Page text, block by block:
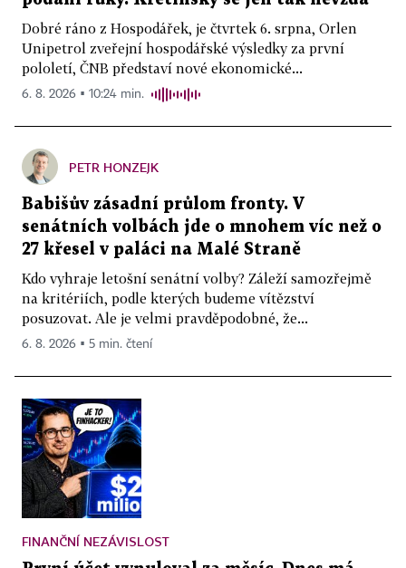
Dobré ráno z Hospodářek, je čtvrtek 6. srpna, Orlen
Unipetrol zveřejní hospodářské výsledky za první
pololetí, ČNB představí nové ekonomické...
6. 8. 2026 ▪ 10:24 min.
PETR HONZEJK
Babišův zásadní průlom fronty. V
senátních volbách jde o mnohem víc než o
27 křesel v paláci na Malé Straně
Kdo vyhraje letošní senátní volby? Záleží samozřejmě
na kritériích, podle kterých budeme vítězství
posuzovat. Ale je velmi pravděpodobné, že...
6. 8. 2026 ▪ 5 min. čtení
FINANČNÍ NEZÁVISLOST